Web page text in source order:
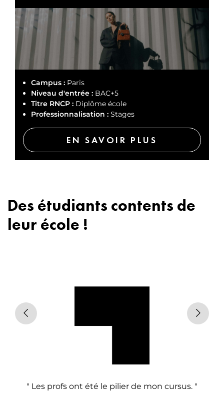
Campus : Paris
Niveau d'entrée : BAC+5
Titre RNCP : Diplôme école
Professionnalisation : Stages
EN SAVOIR PLUS
Des étudiants contents de
leur école !
" Les profs ont été le pilier de mon cursus. "